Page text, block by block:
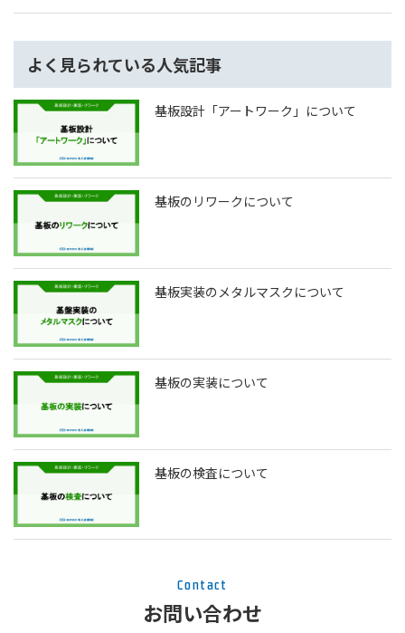
よく見られている人気記事
基板設計「アートワーク」について
基板のリワークについて
基板実装のメタルマスクについて
基板の実装について
基板の検査について
Contact
お問い合わせ